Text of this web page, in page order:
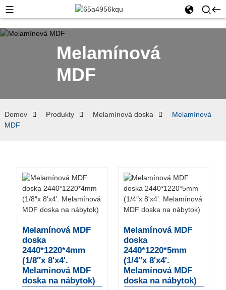
Melamínová
MDF
Domov Produkty Melamínová doska
Melamínová
MDF
Melamínová MDF
doska
2440*1220*4mm
(1/8″x 8'x4'.
Melamínová MDF
doska na nábytok)
Melamínová MDF
doska
2440*1220*5mm
(1/4″x 8'x4'.
Melamínová MDF
doska na nábytok)